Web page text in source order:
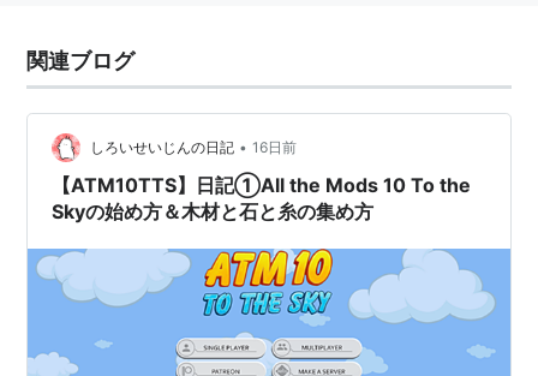
関連ブログ
しろいせいじんの日記 • 16日前
【ATM10TTS】日記①All the Mods 10 To the
Skyの始め方＆木材と石と糸の集め方